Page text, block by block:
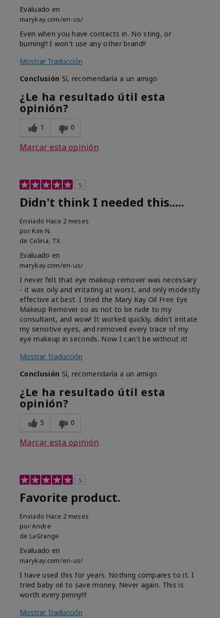
Evaluado en
marykay.com/en-us/
Even when you have contacts in. No sting, or
burning!! I won't use any other brand!!
Mostrar Traducción
Conclusión Sí, recomendaría a un amigo
¿Le ha resultado útil esta
opinión?
1 0
Marcar esta opinión
5
Didn't think I needed this.....
Enviado Hace 2 meses
por Kim N.
de Celina, TX
Evaluado en
marykay.com/en-us/
I never felt that eye makeup remover was necessary
- it was oily and irritating at worst, and only modestly
effective at best. I tried the Mary Kay Oil Free Eye
Makeup Remover so as not to be rude to my
consultant, and wow! It worked quickly, didn't irritate
my sensitive eyes, and removed every trace of my
eye makeup in seconds. Now I can't be without it!
Mostrar Traducción
Conclusión Sí, recomendaría a un amigo
¿Le ha resultado útil esta
opinión?
5 0
Marcar esta opinión
5
Favorite product.
Enviado Hace 2 meses
porAndre
de LaGrange
Evaluado en
marykay.com/en-us/
I have used this for years. Nothing compares to it. I
tried baby oil to save money. Never again. This is
worth every penny!!!
Mostrar Traducción